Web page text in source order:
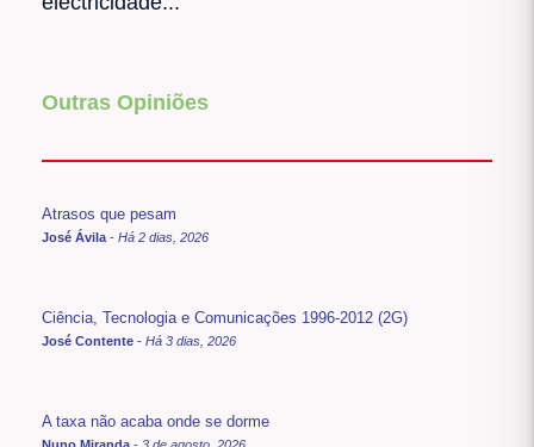
Outras Opiniões
Atrasos que pesam
José Ávila - Há 2 dias, 2026
Ciência, Tecnologia e Comunicações 1996-2012 (2G)
José Contente - Há 3 dias, 2026
A taxa não acaba onde se dorme